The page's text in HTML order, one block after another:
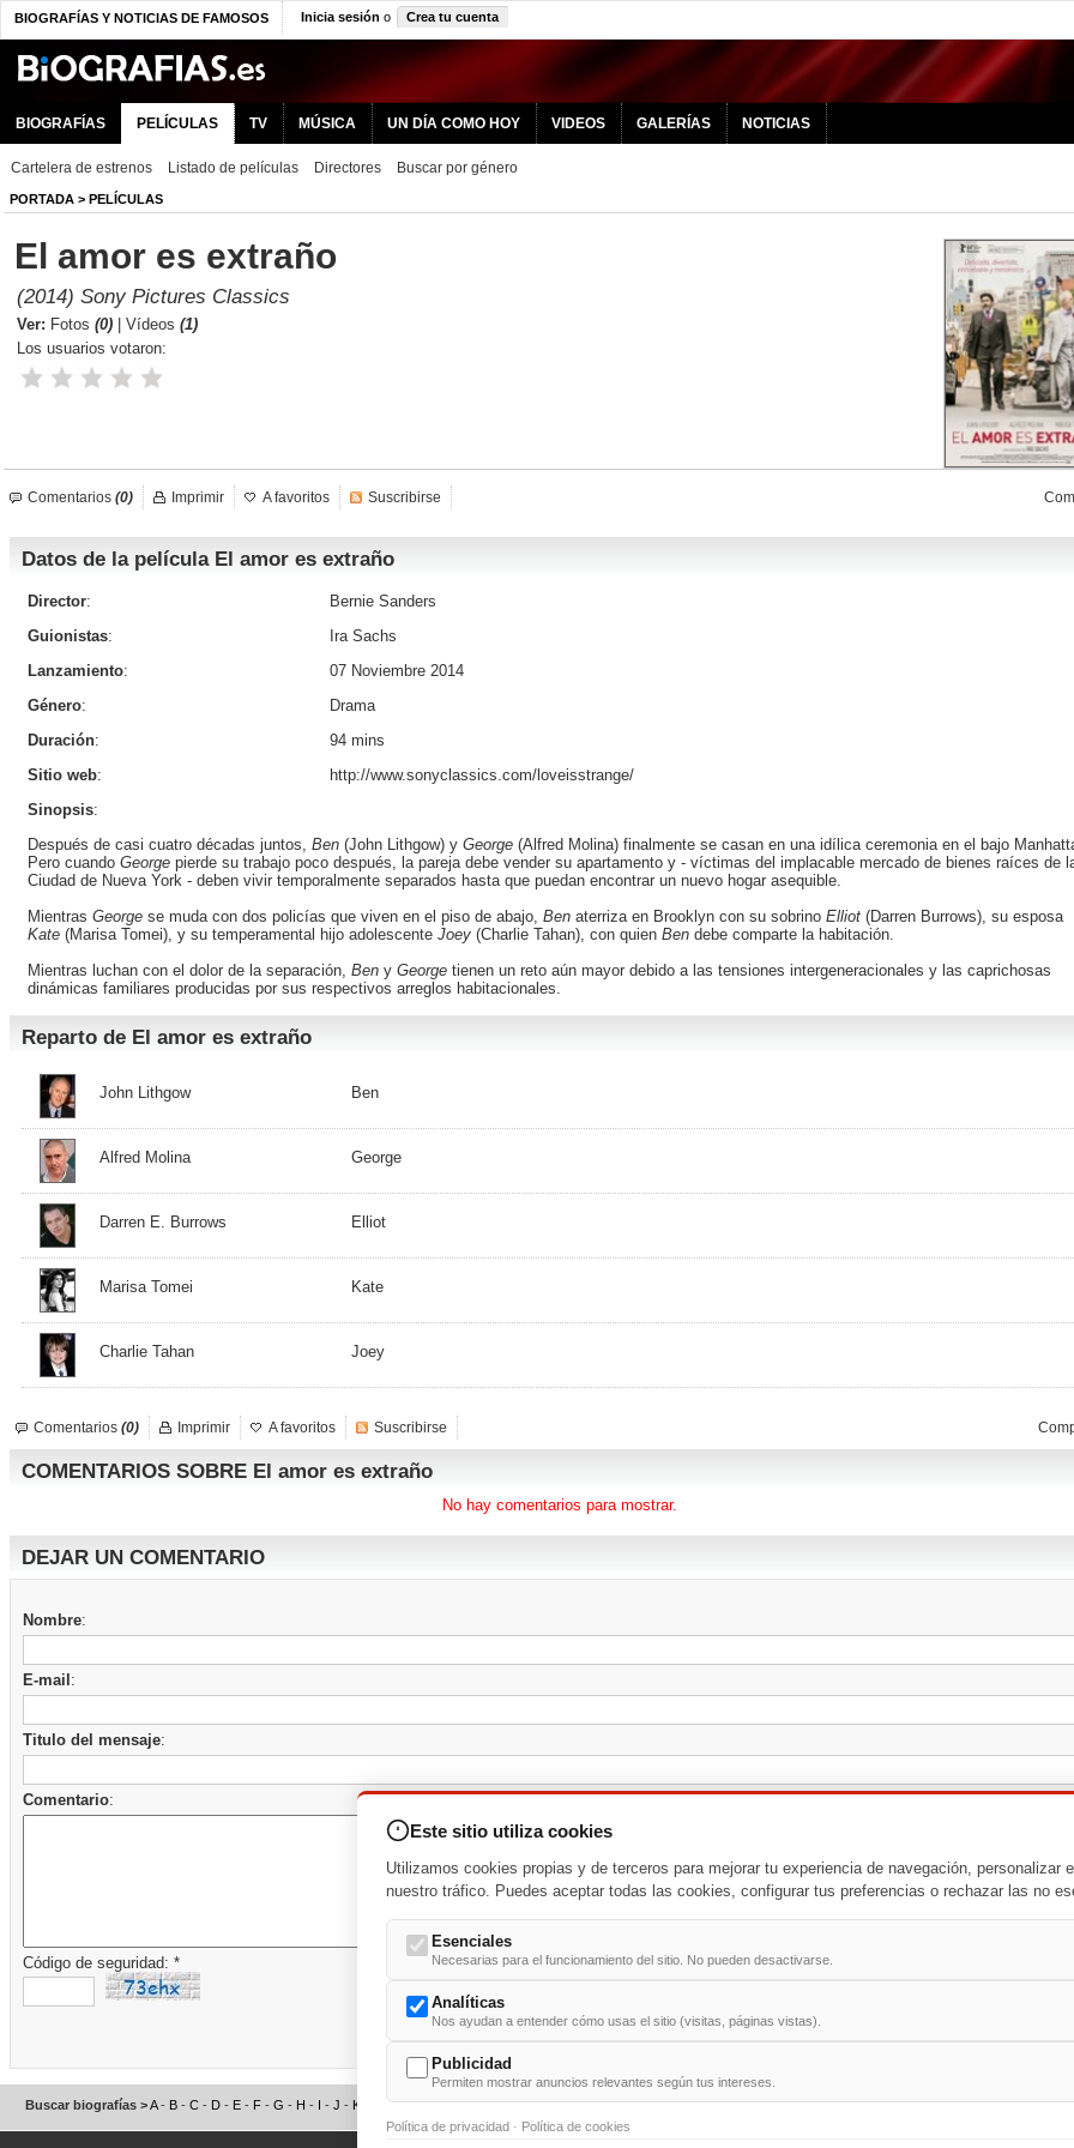
BIOGRAFÍAS Y NOTICIAS DE FAMOSOS Inicia sesión o Crea tu cuenta
BIOGRAFÍAS PELÍCULAS TV MÚSICA UN DÍA COMO HOY VIDEOS GALERÍAS NOTICIAS
Cartelera de estrenos Listado de películas Directores Buscar por género
PORTADA > PELÍCULAS
El amor es extraño
(2014) Sony Pictures Classics
Ver: Fotos (0) Vídeos (1)
Los usuarios votaron:
Comentarios (0) Imprimir A favoritos Suscribirse
Datos de la película El amor es extraño
Director:
Bernie Sanders
Guionistas:
Ira Sachs
Lanzamiento:
07 Noviembre 2014
Género:
Drama
Duración:
94 mins
Sitio web:
http://www.sonyclassics.com/loveisstrange/
Sinopsis:
Después de casi cuatro décadas juntos, Ben (John Lithgow) y George (Alfred Molina) finalmente se casan en una idílica ceremonia en el bajo
Pero cuando George pierde su trabajo poco después, la pareja debe vender su apartamento y - víctimas del implacable mercado de bienes raíces de
Ciudad de Nueva York - deben vivir temporalmente separados hasta que puedan encontrar un nuevo hogar asequible.
Mientras George se muda con dos policías que viven en el piso de abajo, Ben aterriza en Brooklyn con su sobrino Elliot (Darren Burrows), su esposa
Kate (Marisa Tomei), y su temperamental hijo adolescente Joey (Charlie Tahan), con quien Ben debe comparte la habitación.
Mientras luchan con el dolor de la separación, Ben y George tienen un reto aún mayor debido a las tensiones intergeneracionales y las caprichosas
dinámicas familiares producidas por sus respectivos arreglos habitacionales.
Reparto de El amor es extraño
John Lithgow Ben
Alfred Molina George
Darren E. Burrows Elliot
Marisa Tomei Kate
Charlie Tahan Joey
Comentarios (0) Imprimir A favoritos Suscribirse
COMENTARIOS SOBRE El amor es extraño
No hay comentarios para mostrar.
DEJAR UN COMENTARIO
Nombre:
E-mail :
Titulo del mensaje:
Comentario:
Código de seguridad: *
Buscar biografías >A- B - C - D - E - F - G - H - I - J - K M-N-O-P-Q-R-S-T-U-V-W-X-Y-Z
Este sitio utiliza cookies
Utilizamos cookies propias y de terceros para mejorar tu experiencia de navegación, personalizar
nuestro tráfico. Puedes aceptar todas las cookies, configurar tus preferencias o rechazar las no
Esenciales
Necesarias para el funcionamiento del sitio. No pueden desactivarse.
Analíticas
Nos ayudan a entender cómo usas el sitio (visitas, páginas vistas).
Publicidad
Permiten mostrar anuncios relevantes según tus intereses.
Política de privacidad · Política de cookies